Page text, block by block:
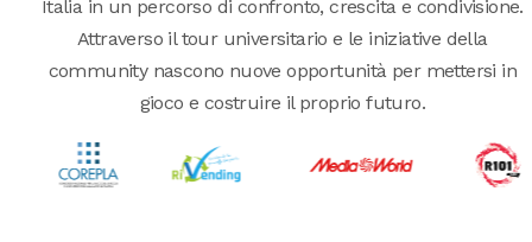
Italia in un percorso di confronto, crescita e condivisione.
Attraverso il tour universitario e le iniziative della
community nascono nuove opportunità per mettersi in
gioco e costruire il proprio futuro.